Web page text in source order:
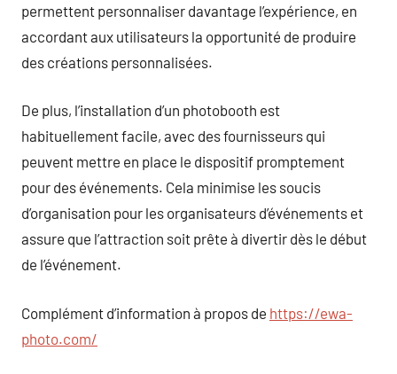
permettent personnaliser davantage l’expérience, en
accordant aux utilisateurs la opportunité de produire
des créations personnalisées.
De plus, l’installation d’un photobooth est
habituellement facile, avec des fournisseurs qui
peuvent mettre en place le dispositif promptement
pour des événements. Cela minimise les soucis
d’organisation pour les organisateurs d’événements et
assure que l’attraction soit prête à divertir dès le début
de l’événement.
Complément d’information à propos de https://ewa-
photo.com/